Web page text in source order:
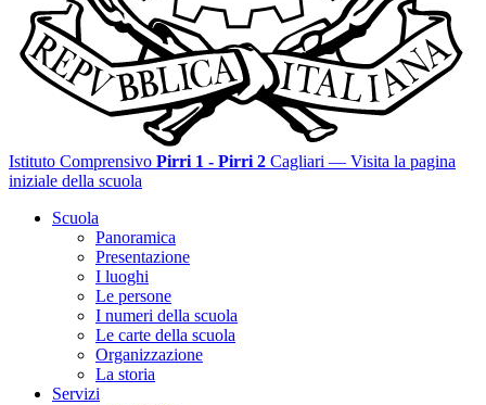
Istituto Comprensivo Pirri 1 - Pirri 2 Cagliari — Visita la pagina
iniziale della scuola
Scuola
Panoramica
Presentazione
I luoghi
Le persone
I numeri della scuola
Le carte della scuola
Organizzazione
La storia
Servizi